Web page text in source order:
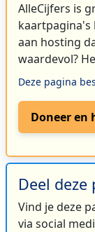
AlleCijfers is
kaartpagina's
aan hosting
waardevol?
Deze pagina
Doneer en
Deel deze
Vind je deze
via social